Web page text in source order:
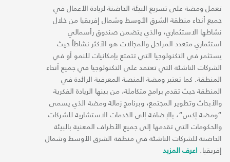
تعمل ومضة على تسريع البيئة الحاضنة لريادة الأعمال في
جميع أنحاء منطقة الشرق الأوسط وشمال إفريقيا من خلال
نشاطها الاستثماري، والذي يتضمن صندوق رأسمالي
استثماري متعدد المراحل والمجالات هو الأكثر نشاطاً حيث
يستثمر في التكنولوجيا التي تتمتع بإمكانيات للنمو أو في
الشركات الناشئة التي تعتمد على التكنولوجيا في جميع أنحاء
المنطقة. كما تعتبر ومضة المنصة المعرفية الرائدة في
المنطقة حيث تقدم برامج متكاملة، من بينها الريادة الفكرية
والأبحاث وتطوير المجتمع، وبرنامج زمالة ومضة الذي يسمى
“ومضة إكس“، بالإضافة إلى الخدمات الاستشارية للشركات
والحكومات التي تقدمها إلى جميع الأطراف المعنية بالبيئة
الحاضنة للشركات الناشئة في منطقة الشرق الأوسط وشمال
إفريقيا. اعرف المزيد